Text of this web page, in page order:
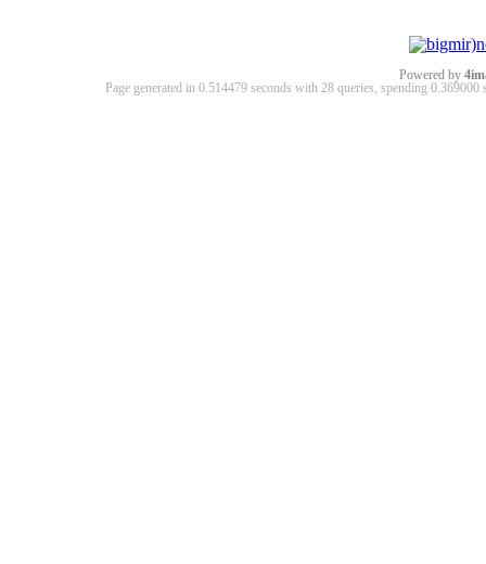
Powered by
Page generated in 0.514479 seconds with 28 queries, spending